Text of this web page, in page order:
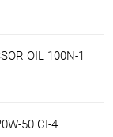
OIL 100N-1
50 CI-4